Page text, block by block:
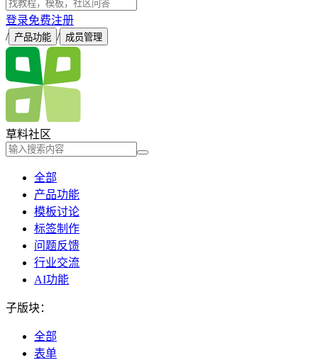
登录免费注册
/ 产品功能 / 成员管理
草料社区
全部
产品功能
模板讨论
标签制作
问题反馈
行业交流
AI功能
子版块：
全部
表单